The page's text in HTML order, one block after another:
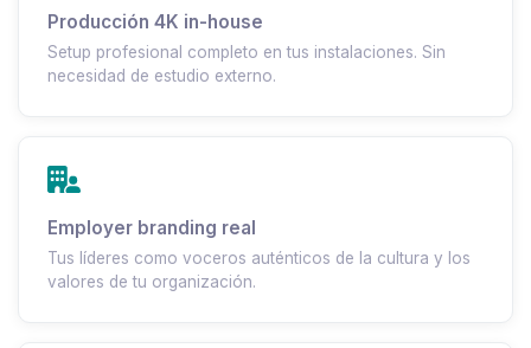
Producción 4K in-house
Setup profesional completo en tus instalaciones. Sin
necesidad de estudio externo.
Employer branding real
Tus líderes como voceros auténticos de la cultura y los
valores de tu organización.